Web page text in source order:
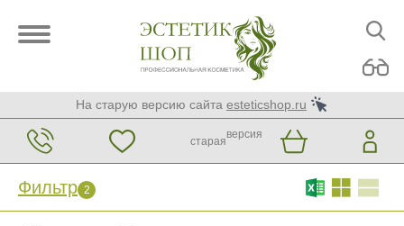
На старую версию сайта esteticshop.ru
старая
версия
Фильтр 2
Фильтр 2 Сброс